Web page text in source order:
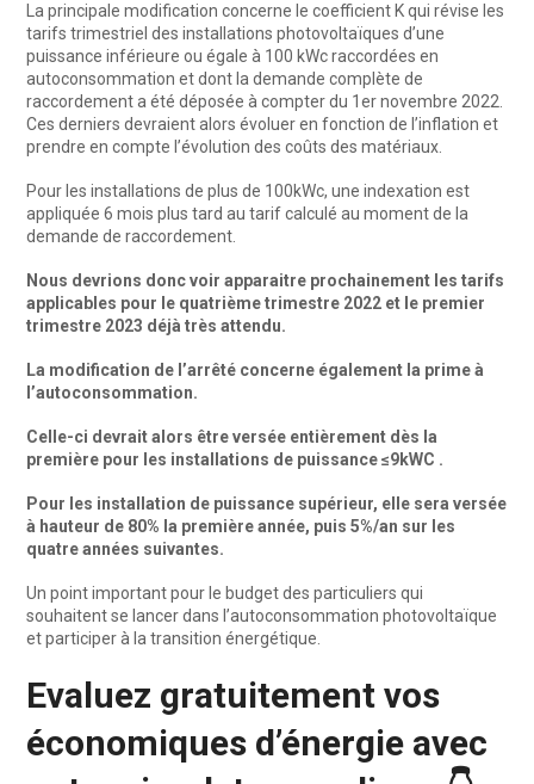
La principale modification concerne le coefficient K qui révise les
tarifs trimestriel des installations photovoltaïques d’une
puissance inférieure ou égale à 100 kWc raccordées en
autoconsommation et dont la demande complète de
raccordement a été déposée à compter du 1er novembre 2022.
Ces derniers devraient alors évoluer en fonction de l’inflation et
prendre en compte l’évolution des coûts des matériaux.
Pour les installations de plus de 100kWc, une indexation est
appliquée 6 mois plus tard au tarif calculé au moment de la
demande de raccordement.
Nous devrions donc voir apparaitre prochainement les tarifs
applicables pour le quatrième trimestre 2022 et le premier
trimestre 2023 déjà très attendu.
La modification de l’arrêté concerne également la prime à
l’autoconsommation.
Celle-ci devrait alors être versée entièrement dès la
première pour les installations de puissance ≤9kWC .
Pour les installation de puissance supérieur, elle sera versée
à hauteur de 80% la première année, puis 5%/an sur les
quatre années suivantes.
Un point important pour le budget des particuliers qui
souhaitent se lancer dans l’autoconsommation photovoltaïque
et participer à la transition énergétique.
Evaluez gratuitement vos
économiques d’énergie avec